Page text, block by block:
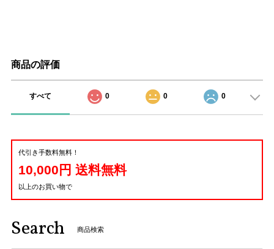
商品の評価
すべて 0 0 0
代引き手数料無料！
10,000円 送料無料
以上のお買い物で
Search 商品検索